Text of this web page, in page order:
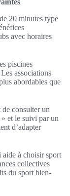
20 minutes type
avec horaires
piscines
associations
abordables que
de consulter un
et le suivi par un
d’adapter
aide à choisir sport
collectives
du sport bien-